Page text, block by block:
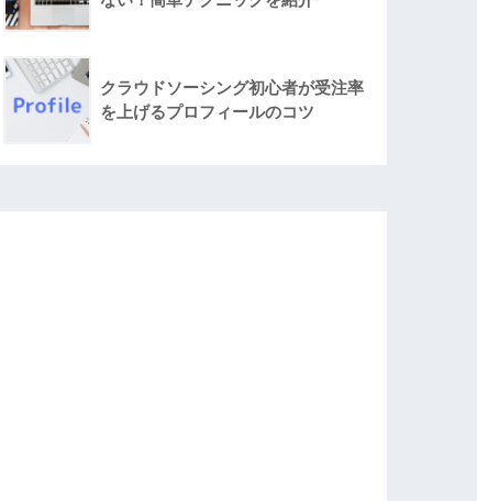
クラウドソーシング初心者が受注率
を上げるプロフィールのコツ